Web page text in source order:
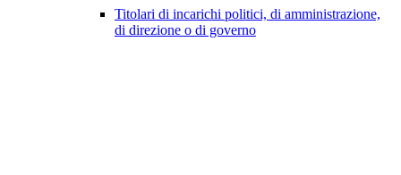
Titolari di incarichi politici, di amministrazione,
di direzione o di governo